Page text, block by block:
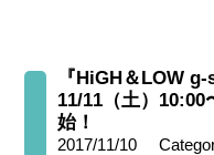
『HiGH＆LOW
11/11（土）10:00
始！
2017/11/10